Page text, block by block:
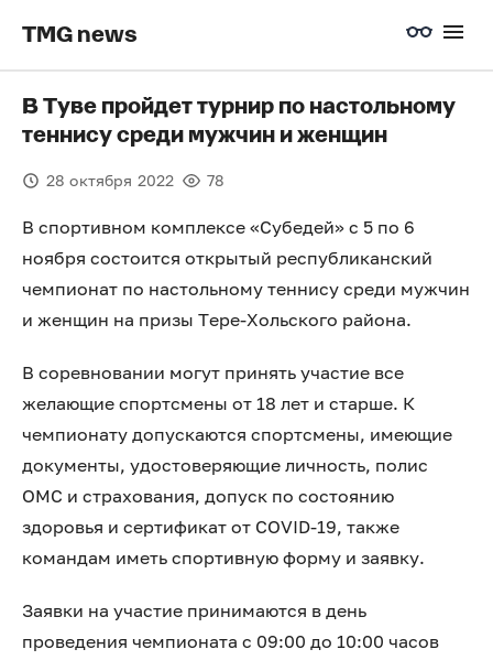
TMG news
В Туве пройдет турнир по настольному
теннису среди мужчин и женщин
28 октября 2022 78
В спортивном комплексе «Субедей» с 5 по 6
ноября состоится открытый республиканский
чемпионат по настольному теннису среди мужчин
и женщин на призы Тере-Хольского района.
В соревновании могут принять участие все
желающие спортсмены от 18 лет и старше. К
чемпионату допускаются спортсмены, имеющие
документы, удостоверяющие личность, полис
ОМС и страхования, допуск по состоянию
здоровья и сертификат от COVID-19, также
командам иметь спортивную форму и заявку.
Заявки на участие принимаются в день
проведения чемпионата с 09:00 до 10:00 часов